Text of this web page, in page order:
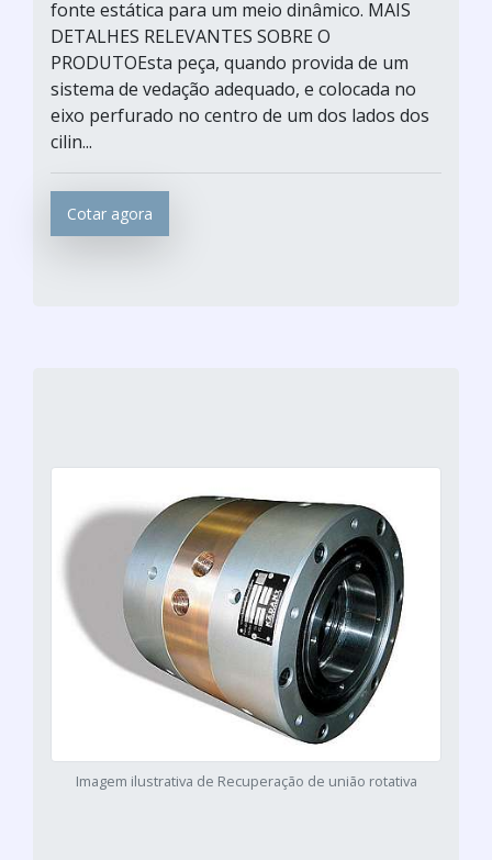
fonte estática para um meio dinâmico. MAIS
DETALHES RELEVANTES SOBRE O
PRODUTOEsta peça, quando provida de um
sistema de vedação adequado, e colocada no
eixo perfurado no centro de um dos lados dos
cilin...
Cotar agora
Imagem ilustrativa de Recuperação de união rotativa